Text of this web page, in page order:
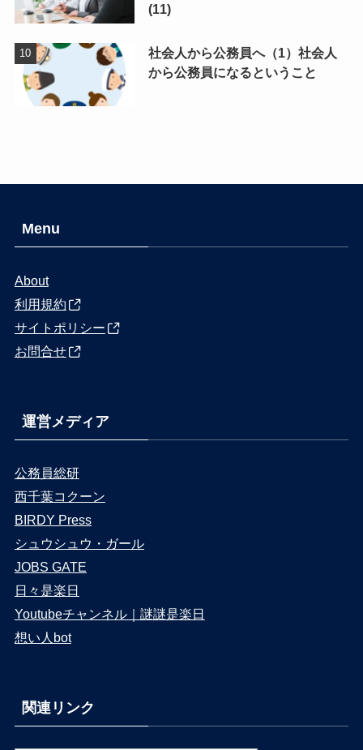
(11)
社会人から公務員へ（1）社会人
から公務員になるということ
Menu
About
利用規約
サイトポリシー
お問合せ
運営メディア
公務員総研
西千葉コクーン
BIRDY Press
シュウシュウ・ガール
JOBS GATE
日々是楽日
Youtubeチャンネル｜謎謎是楽日
想い人bot
関連リンク